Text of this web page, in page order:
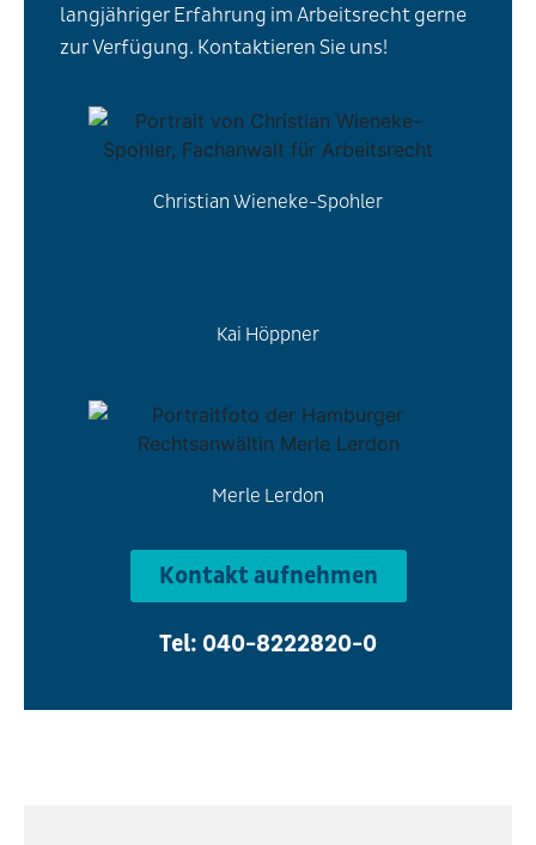
langjähriger Erfahrung im Arbeitsrecht gerne
zur Verfügung. Kontaktieren Sie uns!
Christian Wieneke-Spohler
Kai Höppner
Merle Lerdon
Kontakt aufnehmen
Tel: 040-8222820-0